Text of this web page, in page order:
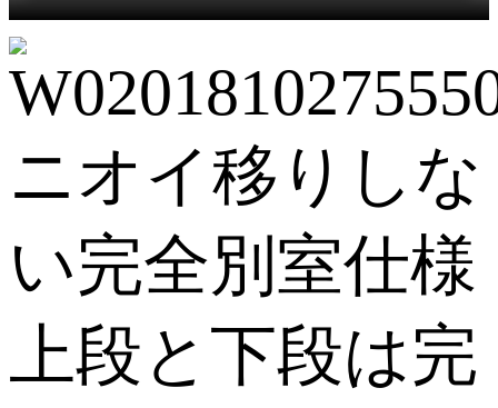
ニオイ移りしな
い完全別室仕様
上段と下段は完